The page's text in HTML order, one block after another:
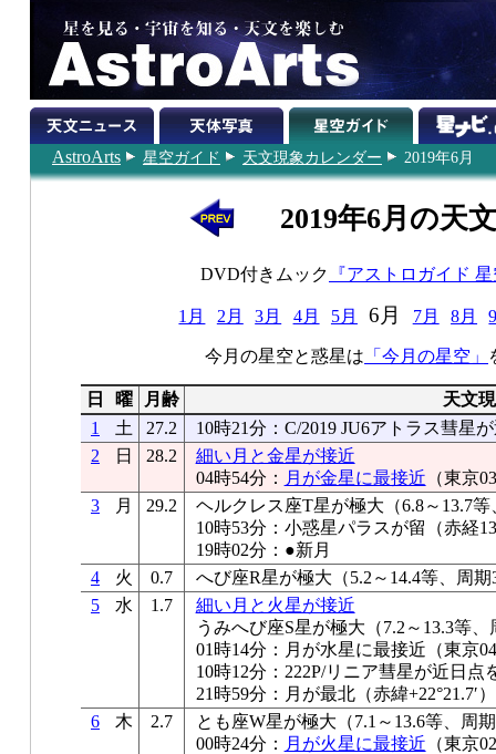
AstroArts 星空ガイド 天文現象カレンダー 2019年6月
2019年6月の天
DVD付きムック 『アストロガイド
1月 2月 3月 4月 5月 6月 7月 8月
今月の星空と惑星は 「今月の星空」
日 曜 月齢
天文
1
土 27.2
10時21分：C/2019 JU6アトラス彗星
2
日 28.2
細い月と金星が接近
04時54分： 月が金星に最接近 （東京
3
月 29.2
ヘルクレス座T星が極大（6.8～13.7等
10時53分：小惑星パラスが留（赤経
19時02分：●新月
4
火 0.7
へび座R星が極大（5.2～14.4等、周期
5
水 1.7
細い月と火星が接近
うみへび座S星が極大（7.2～13.3等、
01時14分：月が水星に最接近（東京
10時12分：222P/リニア彗星が近日点
21時59分：月が最北（赤緯+22°21.7′）
6
木 2.7
とも座W星が極大（7.1～13.6等、周
00時24分： 月が火星に最接近 （東京